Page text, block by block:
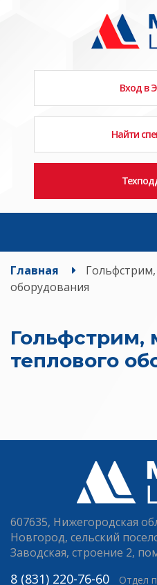
Вход в
Найти
Главная
оборудования
Гольфстрим,
теплового
607635, Нижегородская
Новгород, сельский
Заводская, строение 2,
8 (831) 220-76-60 Отдел